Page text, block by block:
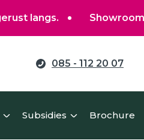
Showroom
085 - 112 20 07
Subsidies Brochure